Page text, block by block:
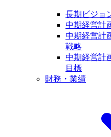
長期ビジョ
中期経営計
中期経営計
戦略
中期経営計
目標
財務・業績